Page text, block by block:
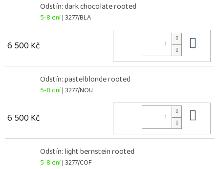
Odstín: dark chocolate rooted
5-8 dní| 3277/BLA
6 500 Kč
Odstín: pastelblonde rooted
5-8 dní| 3277/NOU
6 500 Kč
Odstín: light bernstein rooted
5-8 dní| 3277/COF